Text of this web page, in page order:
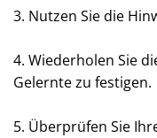
3. Nutzen Sie die
4. Wiederholen Sie
Gelernte zu festigen.
5. Überprüfen Sie